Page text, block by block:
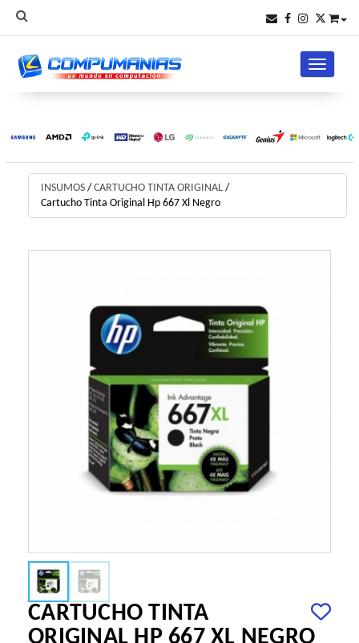
Toggle
INSUMOS / CARTUCHO TINTA ORIGINAL /
Cartucho Tinta Original Hp 667 Xl Negro
CARTUCHO TINTA